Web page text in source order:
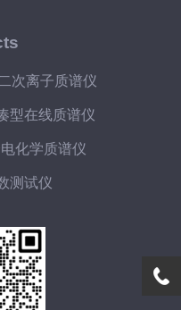
次离子质谱仪
型在线质谱仪
化学质谱仪
测试仪